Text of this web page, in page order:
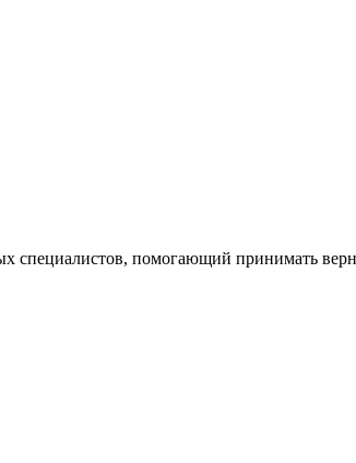
специалистов, помогающий принимать